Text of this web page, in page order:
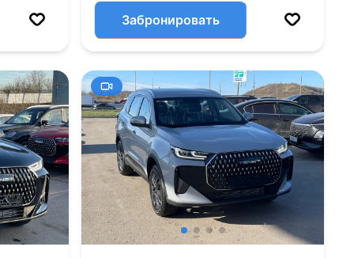
Забронировать